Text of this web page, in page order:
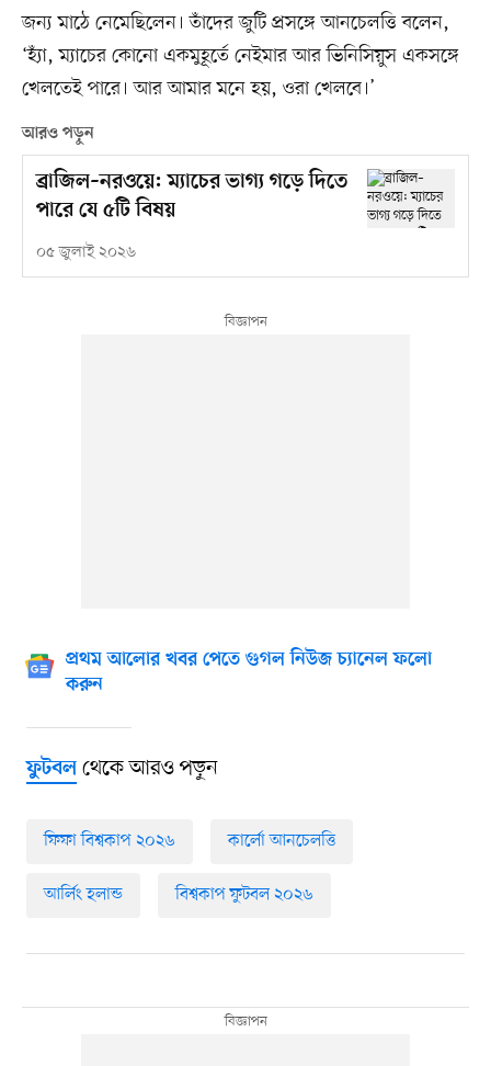
জন্য মাঠে নেমেছিলেন। তাঁদের জুটি প্রসঙ্গে আনচেলত্তি বলেন,
‘হ্যাঁ, ম্যাচের কোনো একমুহূর্তে নেইমার আর ভিনিসিয়ুস একসঙ্গে
খেলতেই পারে। আর আমার মনে হয়, ওরা খেলবে।’
আরও পড়ুন
ব্রাজিল–নরওয়ে: ম্যাচের ভাগ্য গড়ে দিতে
পারে যে ৫টি বিষয়
০৫ জুলাই ২০২৬
প্রথম আলোর খবর পেতে গুগল নিউজ চ্যানেল ফলো
করুন
ফুটবলথেকে আরও পড়ুন
ফিফা বিশ্বকাপ ২০২৬ কার্লো আনচেলত্তি
আর্লিং হলান্ড বিশ্বকাপ ফুটবল ২০২৬